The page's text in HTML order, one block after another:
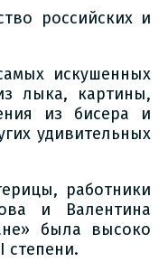
российских и
искушенных
лыка, картины,
из бисера и
удивительных
работники
и Валентина
была высоко
степени.